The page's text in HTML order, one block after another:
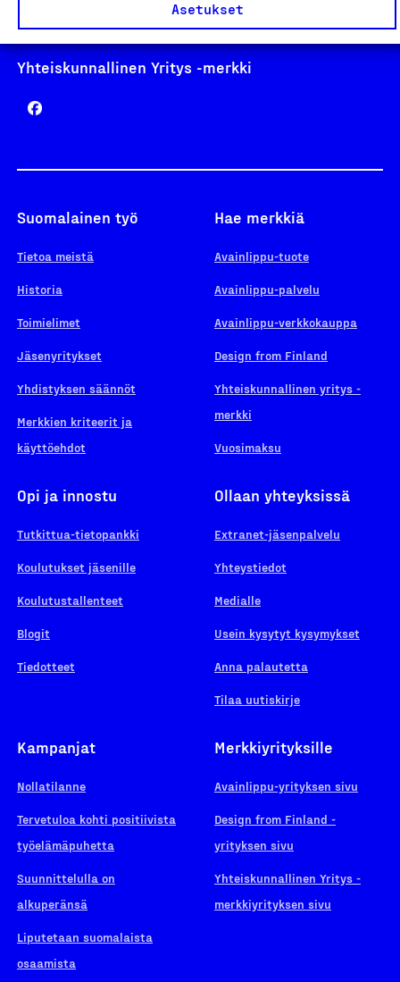
Asetukset
Yhteiskunnallinen Yritys -merkki
Suomalainen työ
Tietoa meistä
Historia
Toimielimet
Jäsenyritykset
Yhdistyksen säännöt
Merkkien kriteerit ja
käyttöehdot
Hae merkkiä
Avainlippu-tuote
Avainlippu-palvelu
Avainlippu-verkkokauppa
Design from Finland
Yhteiskunnallinen yritys -
merkki
Vuosimaksu
Opi ja innostu
Tutkittua-tietopankki
Koulutukset jäsenille
Koulutustallenteet
Blogit
Tiedotteet
Ollaan yhteyksissä
Extranet-jäsenpalvelu
Yhteystiedot
Medialle
Usein kysytyt kysymykset
Anna palautetta
Tilaa uutiskirje
Kampanjat
Nollatilanne
Tervetuloa kohti positiivista
työelämäpuhetta
Suunnittelulla on
alkuperänsä
Liputetaan suomalaista
osaamista
Merkkiyrityksille
Avainlippu-yrityksen sivu
Design from Finland -
yrityksen sivu
Yhteiskunnallinen Yritys -
merkkiyrityksen sivu